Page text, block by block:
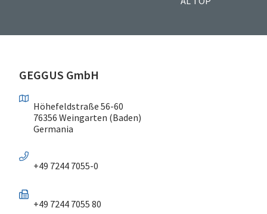
GEGGUS GmbH
Höhefeldstraße 56-60
76356 Weingarten (Baden)
Germania
+49 7244 7055-0
+49 7244 7055 80